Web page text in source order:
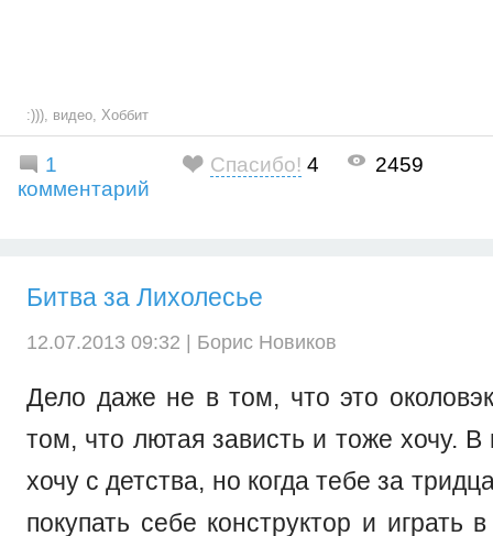
:))) видео Хоббит
1
комментарий
Спасибо! 4 2459
Битва за Лихолесье
12.07.2013 09:32 | Борис Новиков
Дело даже не в том, что это
том, что лютая зависть и тоже хочу. В
хочу с детства, но когда тебе за
покупать себе конструктор и играть